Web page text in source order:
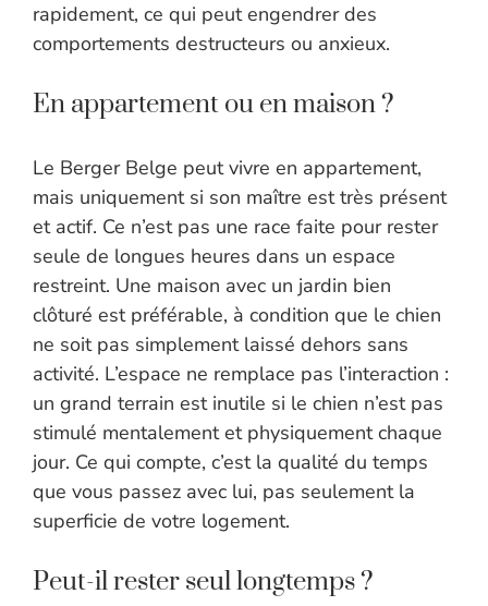
rapidement, ce qui peut engendrer des
comportements destructeurs ou anxieux.
En appartement ou en maison ?
Le Berger Belge peut vivre en appartement,
mais uniquement si son maître est très présent
et actif. Ce n’est pas une race faite pour rester
seule de longues heures dans un espace
restreint. Une maison avec un jardin bien
clôturé est préférable, à condition que le chien
ne soit pas simplement laissé dehors sans
activité. L’espace ne remplace pas l’interaction :
un grand terrain est inutile si le chien n’est pas
stimulé mentalement et physiquement chaque
jour. Ce qui compte, c’est la qualité du temps
que vous passez avec lui, pas seulement la
superficie de votre logement.
Peut-il rester seul longtemps ?